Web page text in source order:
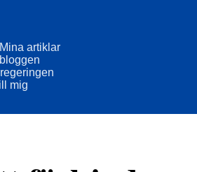
Mina artiklar
mig